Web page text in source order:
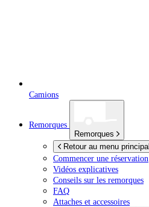
Camions
Remorques
Remorques
Retour au menu principal
Commencer une réservation
Vidéos explicatives
Conseils sur les remorques
FAQ
Attaches et accessoires